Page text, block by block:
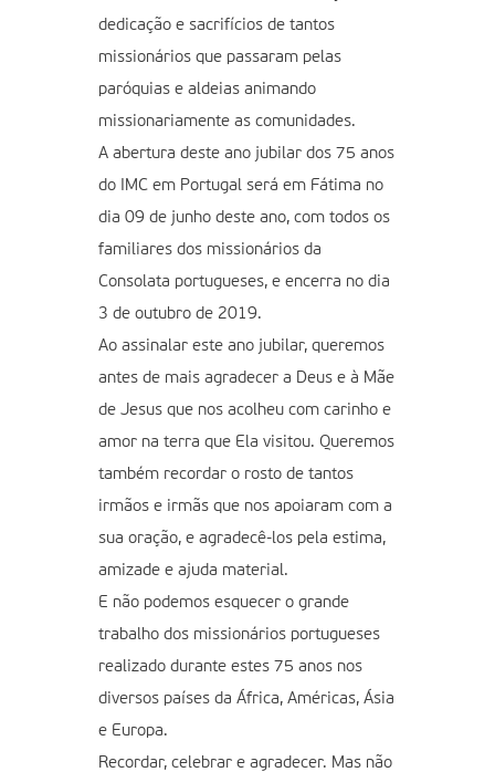
dedicação e sacrifícios de tantos
missionários que passaram pelas
paróquias e aldeias animando
missionariamente as comunidades.
A abertura deste ano jubilar dos 75 anos
do IMC em Portugal será em Fátima no
dia 09 de junho deste ano, com todos os
familiares dos missionários da
Consolata portugueses, e encerra no dia
3 de outubro de 2019.
Ao assinalar este ano jubilar, queremos
antes de mais agradecer a Deus e à Mãe
de Jesus que nos acolheu com carinho e
amor na terra que Ela visitou. Queremos
também recordar o rosto de tantos
irmãos e irmãs que nos apoiaram com a
sua oração, e agradecê-los pela estima,
amizade e ajuda material.
E não podemos esquecer o grande
trabalho dos missionários portugueses
realizado durante estes 75 anos nos
diversos países da África, Américas, Ásia
e Europa.
Recordar, celebrar e agradecer. Mas não